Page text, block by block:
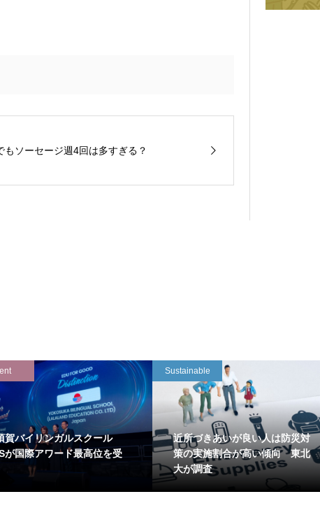
もソーセージ週4回は多すぎる？
賀バイリンガルスクール
が国際アワード最高位を受
Sustainable
近所づきあいが良い人は防災対
策の実施割合が高い傾向 東北
大が調査